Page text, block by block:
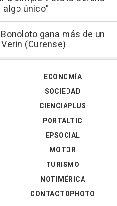
único"
gana más de un
(Ourense)
ECONOMÍA
SOCIEDAD
CIENCIAPLUS
PORTALTIC
EPSOCIAL
MOTOR
TURISMO
NOTIMÉRICA
CONTACTOPHOTO